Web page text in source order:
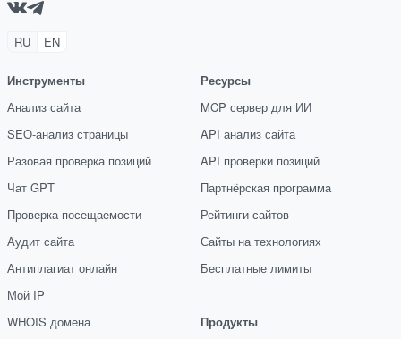
RU EN
Инструменты
Анализ сайта
SEO-анализ страницы
Разовая проверка позиций
Чат GPT
Проверка посещаемости
Аудит сайта
Антиплагиат онлайн
Мой IP
WHOIS домена
Ресурсы
MCP сервер для ИИ
API анализ сайта
API проверки позиций
Партнёрская программа
Рейтинги сайтов
Сайты на технологиях
Бесплатные лимиты
Продукты